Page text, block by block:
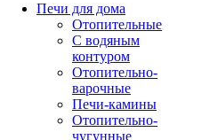
Печи для дома
Отопительные
C водяным
контуром
Отопительно-
варочные
Печи-камины
Отопительно-
чугунные